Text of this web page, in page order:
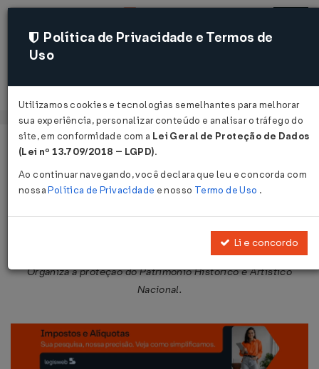
Acessar
Página Inicial Legislações
Decreto-Lei Nº 25 DE 30/11/1937
Publicado no DOU em 30 nov 1937
Organiza a proteção do Patrimônio Histórico e Artístico
Nacional.
Política de Privacidade e Termos de
Uso
Utilizamos cookies e tecnologias semelhantes para melhorar
sua experiência, personalizar conteúdo e analisar o tráfego do
site, em conformidade com a Lei Geral de Proteção de Dados
(Lei nº 13.709/2018 – LGPD).
Ao continuar navegando, você declara que leu e concorda com
nossaPolítica de Privacidade e nosso Termo de Uso .
Li e concordo